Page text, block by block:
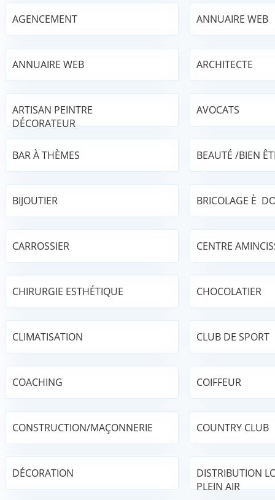
AGENCEMENT ANNUAIRE WEB
ANNUAIRE WEB ARCHITECTE
ARTISAN PEINTRE
DÉCORATEUR
AVOCATS
BAR À THÈMES BEAUTÉ /BIEN
BIJOUTIER BRICOLAGE È
CARROSSIER CENTRE
CHIRURGIE ESTHÉTIQUE CHOCOLATIER
CLIMATISATION CLUB DE SPORT
COACHING COIFFEUR
CONSTRUCTION/MAÇONNERIE COUNTRY CLUB
DÉCORATION
DISTRIBUTION
PLEIN AIR